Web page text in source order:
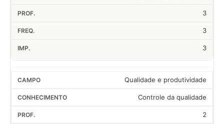
3
3
3
Qualidade e produtividade
Controle da qualidade
2